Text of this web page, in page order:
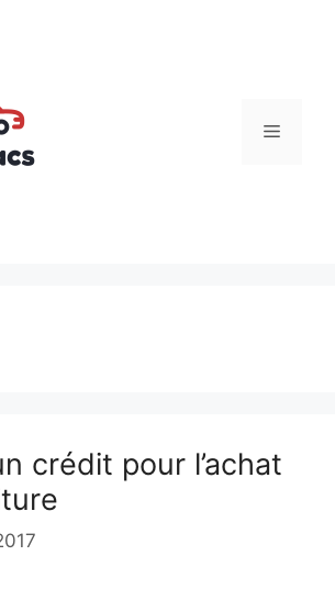
Menu
crédit pour l’achat